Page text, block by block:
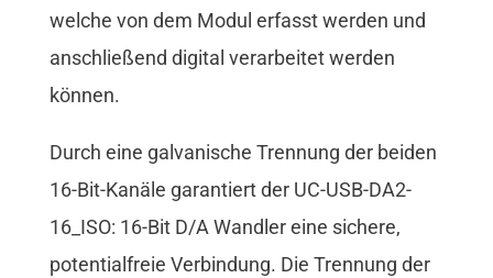
welche von dem Modul erfasst werden und
anschließend digital verarbeitet werden
können.
Durch eine galvanische Trennung der beiden
16-Bit-Kanäle garantiert der UC-USB-DA2-
16_ISO: 16-Bit D/A Wandler eine sichere,
potentialfreie Verbindung. Die Trennung der